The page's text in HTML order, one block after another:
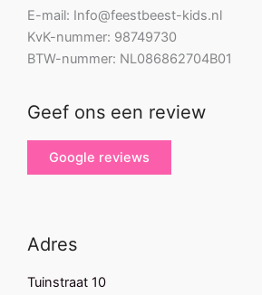
E-mail: Info@feestbeest-kids.nl
KvK-nummer: 98749730
BTW-nummer: NL086862704B01
Geef ons een review
Google reviews
Adres
Tuinstraat 10